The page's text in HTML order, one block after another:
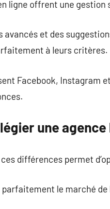
ligne offrent une
avancés et des
à leurs critères.
Facebook, Instagram
une
différences permet
le marché